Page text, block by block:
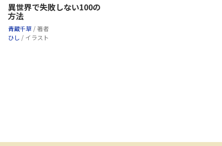
異世界で失敗しない100の
方法
青蔵千草 / 著者
ひし / イラスト